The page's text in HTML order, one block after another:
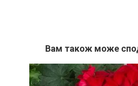
Вам також може